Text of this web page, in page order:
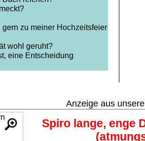
zu meiner Hochzeitsfeier
wohl geruht?
eine Entscheidung
Anzeige aus
Spiro lange, enge